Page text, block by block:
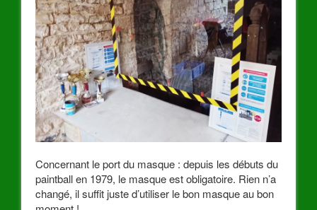
Concernant le port du masque : depuis les débuts du
paintball en 1979, le masque est obligatoire. Rien n’a
changé, il suffit juste d’utiliser le bon masque au bon